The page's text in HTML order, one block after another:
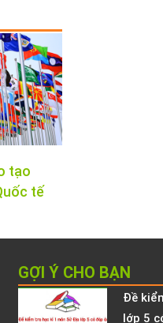
tạo
tế
GỢI Ý CHO BẠN
Đề
lớp 5